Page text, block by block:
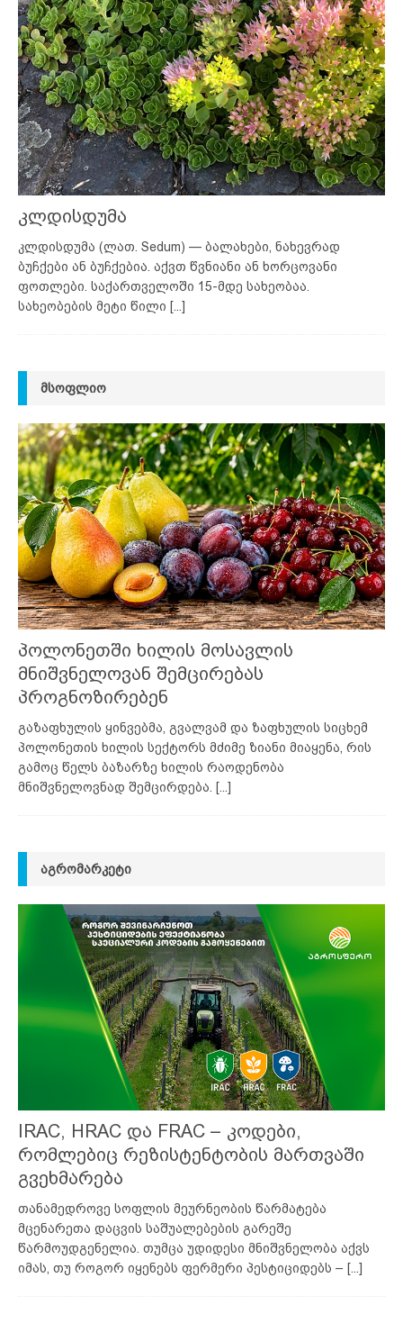
კლდისდუმა
კლდისდუმა (ლათ. Sedum) — ბალახები, ნახევრად
ბუჩქები ან ბუჩქებია. აქვთ წვნიანი ან ხორცოვანი
ფოთლები. საქართველოში 15-მდე სახეობაა.
სახეობების მეტი წილი [...]
ᲛᲡᲝᲤᲚᲘᲝ
პოლონეთში ხილის მოსავლის
მნიშვნელოვან შემცირებას
პროგნოზირებენ
გაზაფხულის ყინვებმა, გვალვამ და ზაფხულის სიცხემ
პოლონეთის ხილის სექტორს მძიმე ზიანი მიაყენა, რის
გამოც წელს ბაზარზე ხილის რაოდენობა
მნიშვნელოვნად შემცირდება.
[...]
ᲐᲒᲠᲝᲛᲐᲠᲙᲔᲢᲘ
IRAC, HRAC და FRAC – კოდები,
რომლებიც რეზისტენტობის მართვაში
გვეხმარება
თანამედროვე სოფლის მეურნეობის წარმატება
მცენარეთა დაცვის საშუალებების გარეშე
წარმოუდგენელია. თუმცა უდიდესი მნიშვნელობა აქვს
იმას, თუ როგორ იყენებს ფერმერი პესტიციდებს – [...]